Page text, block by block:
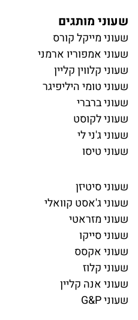
שעוני מותגים
שעוני מייקל קורס
שעוני אמפוריו ארמני
שעוני קלווין קליין
שעוני טומי היליפיגר
שעוני ברברי
שעוני לקוסט
שעוני ג'ני לי
שעוני טיסו
שעוני סיטיזן
שעוני ג'אסט קוואלי
שעוני מזראטי
שעוני סייקו
שעוני אקסס
שעוני קלוז
שעוני אנה קליין
שעוני G&P